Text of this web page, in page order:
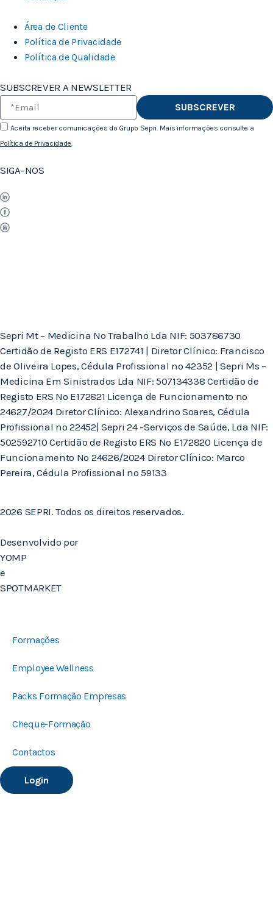
Área de Cliente
Política de Privacidade
Política de Qualidade
SUBSCREVER A NEWSLETTER
Aceita receber comunicações do Grupo Sepri. Mais informações consulte a
Política de Privacidade
SUBSCREVER
SIGA-NOS
Sepri Mt – Medicina No Trabalho Lda NIF: 503786730
Certidão de Registo ERS E172741 | Diretor Clínico: Francisco
de Oliveira Lopes, Cédula Profissional nº 42352 | Sepri Ms –
Medicina Em Sinistrados Lda NIF: 507134338 Certidão de
Registo ERS Nº E172821 Licença de Funcionamento nº
24627/2024 Diretor Clínico: Alexandrino Soares, Cédula
Profissional nº 22452| Sepri 24 -Serviços de Saúde, Lda NIF:
502592710 Certidão de Registo ERS Nº E172820 Licença de
Funcionamento Nº 24626/2024 Diretor Clínico: Marco
Pereira, Cédula Profissional nº 59133
2026 SEPRI. Todos os direitos reservados.
Desenvolvido por
YOMP
e
SPOTMARKET
Formações
Employee Wellness
Packs Formação Empresas
Cheque-Formação
Contactos
Login